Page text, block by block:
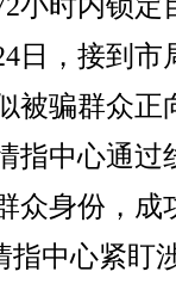
日，接到市
被骗群众正
指中心通过
众身份，成
指中心紧盯